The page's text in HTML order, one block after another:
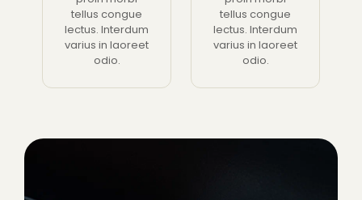
tellus congue
lectus. Interdum
varius in laoreet
odio.
tellus congue
lectus. Interdum
varius in laoreet
odio.